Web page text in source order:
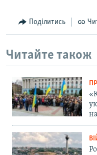
Поділитись
Читайте також